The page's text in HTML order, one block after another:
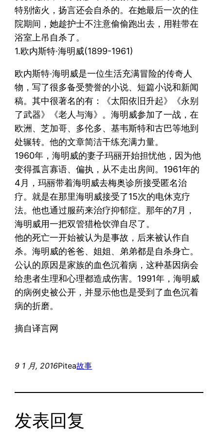
特别恼火，扬言还会自杀的。在她最后一次的住
院期间，她趁护士不注意偷偷跑出去，用鞋带在
浴室上吊自杀了。
1.欧内斯特·海明威(1899-1961)
欧内斯特·海明威是一位生活充满冒险的传奇人
物，写了很多备受赞誉的小说、短篇小说和新闻
稿。其中很著名的有：《太阳依旧升起》《永别
了武器》《老人与海》。海明威参加了一战，在
欧洲、芝加哥、多伦多、基韦斯特和古巴等地到
处辗转。他的文章简洁干练充满力量。
1960年，海明威的妻子玛丽开始担忧他，因为他
变得孤言寡语、偏执，从不走出房间。1961年的
4月，玛丽带着海明威去梅奥诊所接受匿名治
疗。就是在那里海明威接受了15次的电休克疗
法。他也通过服药来治疗抑郁症。那年的7月，
海明威用一把双管猎枪饮弹自尽了。
他的死亡一开始被认为是事故，后来被认作自
杀。海明威的爸爸、姐姐、弟弟都是自杀身亡。
公认的原因是家族的血色沉着病，这种基因病会
给患者生理和心理都造成伤害。1991年，海明威
的病例史被公开，并显示他也是受到了血色沉着
病的折磨。
摘自译言网
9 1 月, 2016Pitea故事
发表回复